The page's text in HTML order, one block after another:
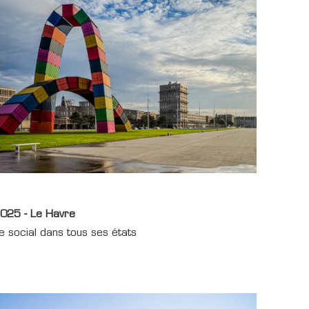
- Le Havre
social dans tous ses états